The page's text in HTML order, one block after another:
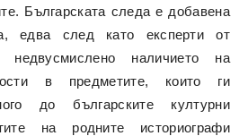
Българската следа е добавена
едва след като експерти от
недвусмислено наличието на
в предметите, които ги
до българските културни
на родните историографи